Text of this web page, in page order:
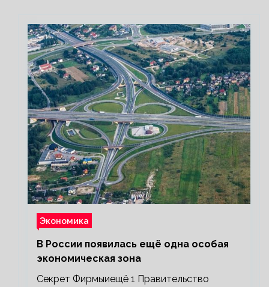
Экономика
В России появилась ещё одна особая
экономическая зона
Секрет Фирмыиещё 1 Правительство